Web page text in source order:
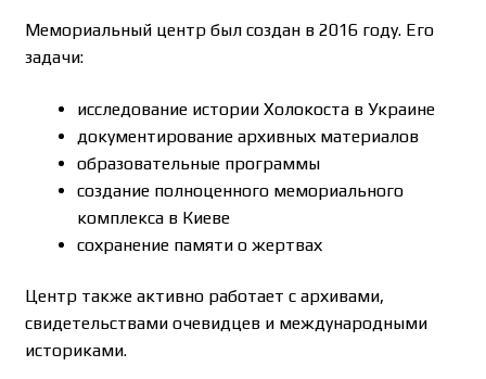
Мемориальный центр был создан в 2016 году. Его
задачи:
исследование истории Холокоста в Украине
документирование архивных материалов
образовательные программы
создание полноценного мемориального
комплекса в Киеве
сохранение памяти о жертвах
Центр также активно работает с архивами,
свидетельствами очевидцев и международными
историками.